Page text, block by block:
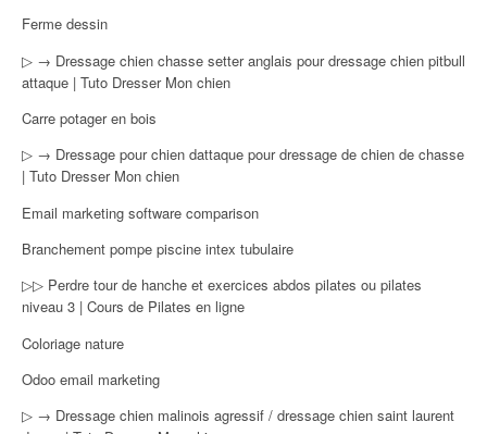
Ferme dessin
▷ → Dressage chien chasse setter anglais pour dressage chien pitbull
attaque | Tuto Dresser Mon chien
Carre potager en bois
▷ → Dressage pour chien dattaque pour dressage de chien de chasse
| Tuto Dresser Mon chien
Email marketing software comparison
Branchement pompe piscine intex tubulaire
▷▷ Perdre tour de hanche et exercices abdos pilates ou pilates
niveau 3 | Cours de Pilates en ligne
Coloriage nature
Odoo email marketing
▷ → Dressage chien malinois agressif / dressage chien saint laurent